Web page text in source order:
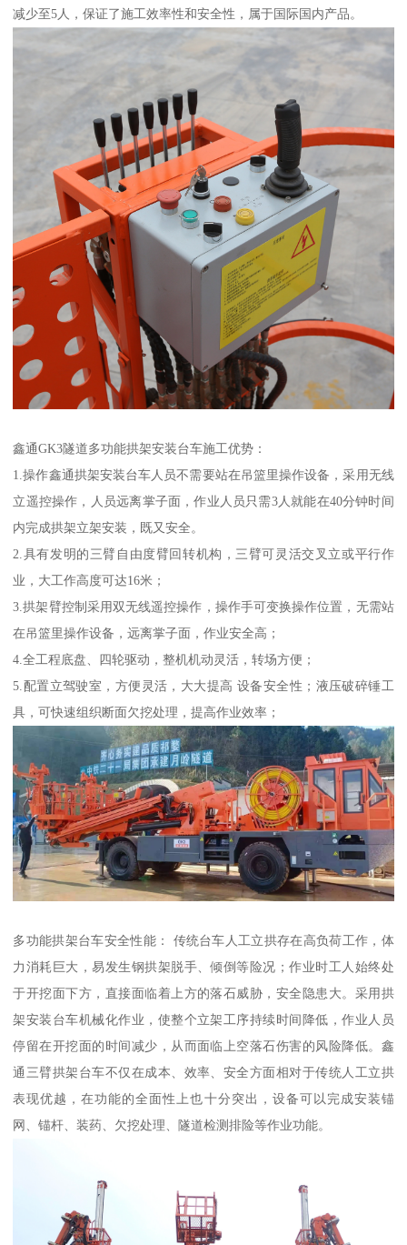
减少至5人，保证了施工效率性和安全性，属于国际国内产品。
鑫通GK3隧道多功能拱架安装台车施工优势：
1.操作鑫通拱架安装台车人员不需要站在吊篮里操作设备，采用无线
立遥控操作，人员远离掌子面，作业人员只需3人就能在40分钟时间
内完成拱架立架安装，既又安全。
2.具有发明的三臂自由度臂回转机构，三臂可灵活交叉立或平行作
业，大工作高度可达16米；
3.拱架臂控制采用双无线遥控操作，操作手可变换操作位置，无需站
在吊篮里操作设备，远离掌子面，作业安全高；
4.全工程底盘、四轮驱动，整机机动灵活，转场方便；
5.配置立驾驶室，方便灵活，大大提高 设备安全性；液压破碎锤工
具，可快速组织断面欠挖处理，提高作业效率；
多功能拱架台车安全性能： 传统台车人工立拱存在高负荷工作，体
力消耗巨大，易发生钢拱架脱手、倾倒等险况；作业时工人始终处
于开挖面下方，直接面临着上方的落石威胁，安全隐患大。采用拱
架安装台车机械化作业，使整个立架工序持续时间降低，作业人员
停留在开挖面的时间减少，从而面临上空落石伤害的风险降低。鑫
通三臂拱架台车不仅在成本、效率、安全方面相对于传统人工立拱
表现优越，在功能的全面性上也十分突出，设备可以完成安装锚
网、锚杆、装药、欠挖处理、隧道检测排险等作业功能。